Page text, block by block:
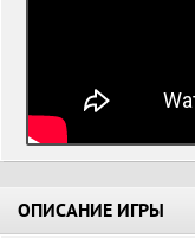
ОПИСАНИЕ ИГРЫ